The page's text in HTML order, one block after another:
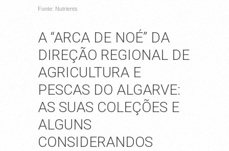
Fonte: Nutrients
A “ARCA DE NOÉ” DA
DIREÇÃO REGIONAL DE
AGRICULTURA E
PESCAS DO ALGARVE:
AS SUAS COLEÇÕES E
ALGUNS
CONSIDERANDOS